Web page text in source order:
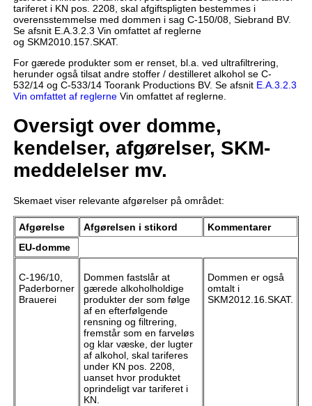
tariferet i KN pos. 2208, skal afgiftspligten bestemmes i
overensstemmelse med dommen i sag C-150/08, Siebrand BV.
Se afsnit E.A.3.2.3 Vin omfattet af reglerne
og SKM2010.157.SKAT.
For gærede produkter som er renset, bl.a. ved ultrafiltrering,
herunder også tilsat andre stoffer / destilleret alkohol se C-
532/14 og C-533/14 Toorank Productions BV. Se afsnit E.A.3.2.3
Vin omfattet af reglerneVin omfattet af reglerne.
Oversigt over domme,
kendelser, afgørelser, SKM-
meddelelser mv.
Skemaet viser relevante afgørelser på området:
Afgørelse Afgørelsen i stikord
Kommentarer
EU-domme
C-196/10,
Paderborner
Brauerei
Dommen fastslår at
gærede alkoholholdige
produkter der som følge
af en efterfølgende
rensning og filtrering,
fremstår som en farveløs
og klar væske, der lugter
af alkohol, skal tariferes
under KN pos. 2208,
uanset hvor produktet
oprindeligt var tariferet i
KN.
Dommen er også
omtalt i
SKM2012.16.SKAT.